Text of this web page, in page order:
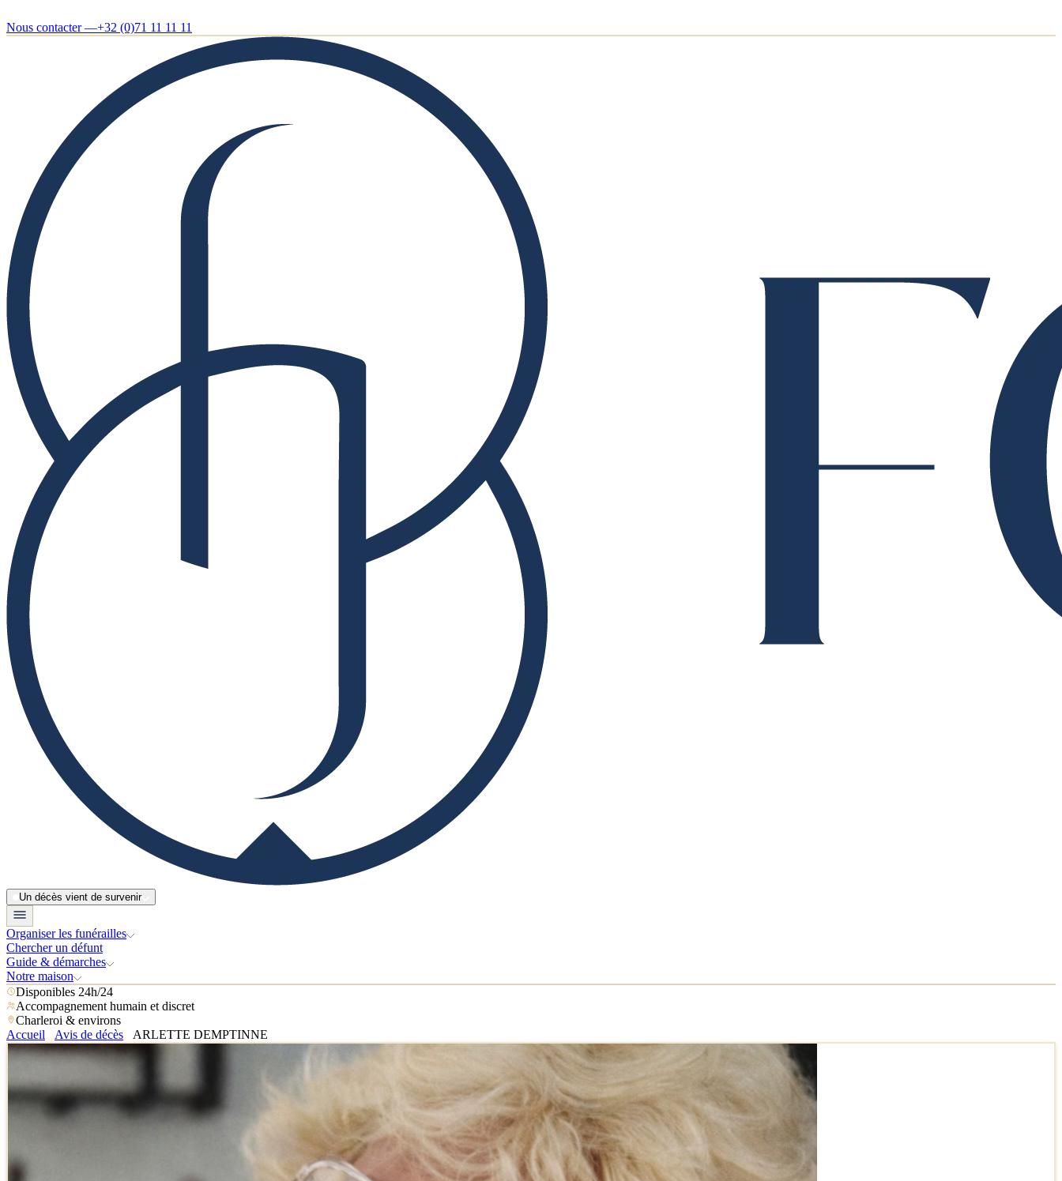
Nous contacter —+32 (0)71 11 11 11
Un décès vient de survenir
Organiser les funérailles
Chercher un défunt
Guide & démarches
Notre maison
Disponibles 24h/24
Accompagnement humain et discret
Charleroi & environs
Accueil
Avis de décès ARLETTE DEMPTINNE